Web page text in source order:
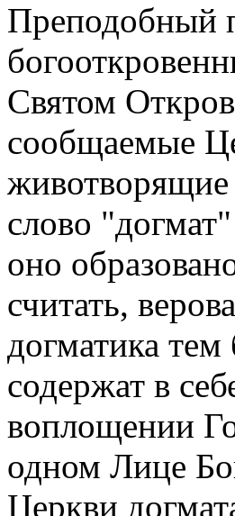
Преподобный
Святом
сообщаемые
животворящие
слово
оно
считать,
догматика
содержат в
воплощении
одном Лице
Церкви